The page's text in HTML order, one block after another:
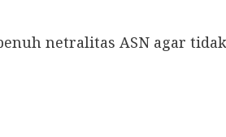
netralitas ASN agar